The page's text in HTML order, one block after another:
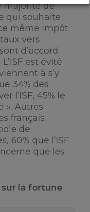
majorité de
qui souhaite
même impôt
vers
d’accord
est évité
à s’y
34% des
l’ISF, 45% le
». Autres
français
de
60% que l’ISF
que les
sur la fortune